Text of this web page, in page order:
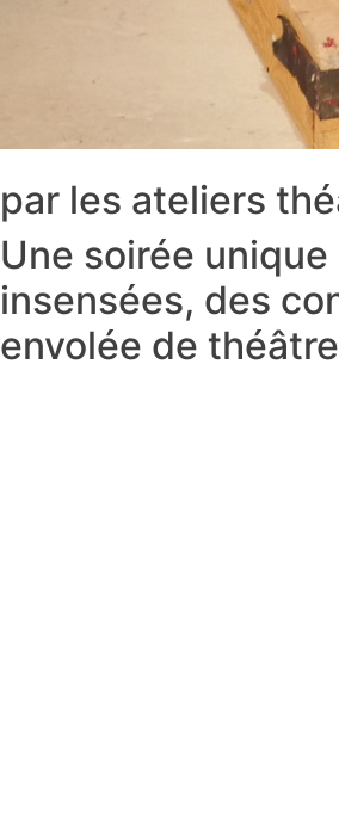
par les ateliers
Une soirée
insensées, des
envolée de